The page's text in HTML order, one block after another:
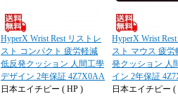
HyperX Wrist Rest リストレ
スト コンパクト 疲労軽減
低反発クッション 人間工學
デザイン 2年保証 4Z7X0AA
日本エイチピー ( HP )
HyperX Wrist
スト マウス 疲労
発クッション 人
イン 2年保証
日本エイチピー (